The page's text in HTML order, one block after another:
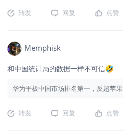
转发 回复 点赞
Memphisk
和中国统计局的数据一样不可信🤣
华为平板中国市场排名第一，反超苹果
转发 回复 点赞